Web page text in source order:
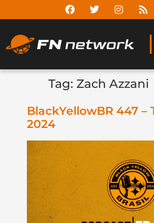
Tag: Zach Azzani
BlackYellowBR 447 –
2024